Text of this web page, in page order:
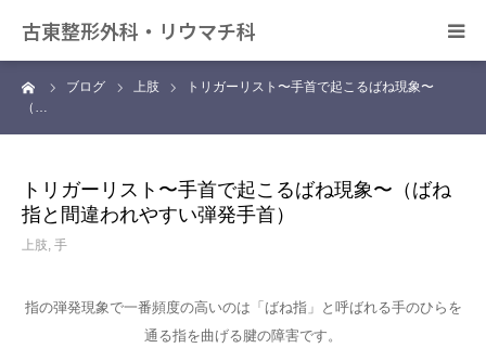
古東整形外科・リウマチ科
ブログ 上肢
トリガーリスト〜手首で起こるばね現象〜
（…
トリガーリスト〜手首で起こるばね現象〜（ばね
指と間違われやすい弾発手首）
上肢, 手
指の弾発現象で一番頻度の高いのは「ばね指」と呼ばれる手のひらを
通る指を曲げる腱の障害です。
日帰り手術について
デイサービス きずな